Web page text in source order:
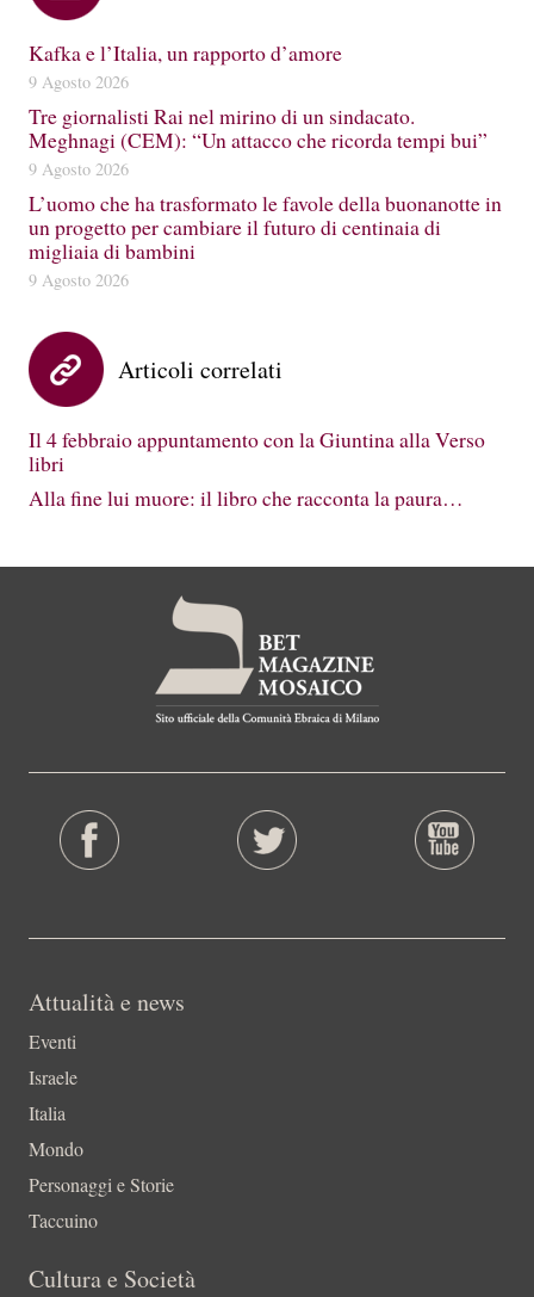
Kafka e l’Italia, un rapporto d’amore
9 Agosto 2026
Tre giornalisti Rai nel mirino di un sindacato.
Meghnagi (CEM): “Un attacco che ricorda tempi bui”
9 Agosto 2026
L’uomo che ha trasformato le favole della buonanotte in
un progetto per cambiare il futuro di centinaia di
migliaia di bambini
9 Agosto 2026
Articoli correlati
Il 4 febbraio appuntamento con la Giuntina alla Verso
libri
Alla fine lui muore: il libro che racconta la paura…
Attualità e news
Eventi
Israele
Italia
Mondo
Personaggi e Storie
Taccuino
Cultura e Società